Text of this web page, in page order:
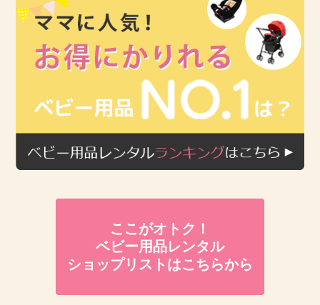
ここがオトク！
ベビー用品レンタル
ショップリストはこちらから